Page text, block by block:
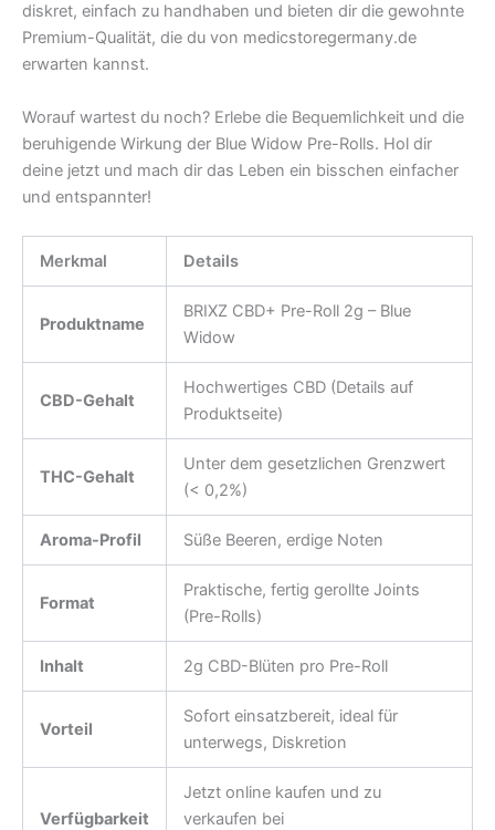
diskret, einfach zu handhaben und bieten dir die gewohnte
Premium-Qualität, die du von medicstoregermany.de
erwarten kannst.
Worauf wartest du noch? Erlebe die Bequemlichkeit und die
beruhigende Wirkung der Blue Widow Pre-Rolls. Hol dir
deine jetzt und mach dir das Leben ein bisschen einfacher
und entspannter!
Merkmal Details
Produktname
BRIXZ CBD+ Pre-Roll 2g – Blue
Widow
CBD-Gehalt
Hochwertiges CBD (Details auf
Produktseite)
THC-Gehalt
Unter dem gesetzlichen Grenzwert
(< 0,2%)
Aroma-Profil Süße Beeren, erdige Noten
Format
Praktische, fertig gerollte Joints
(Pre-Rolls)
Inhalt 2g CBD-Blüten pro Pre-Roll
Vorteil
Sofort einsatzbereit, ideal für
unterwegs, Diskretion
Verfügbarkeit
Jetzt online kaufen und zu
verkaufen bei